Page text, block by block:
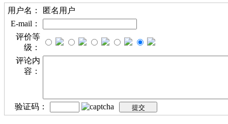
用户名：
匿名用户
E-mail：
评价等
级：
评论内
容：
验证码：